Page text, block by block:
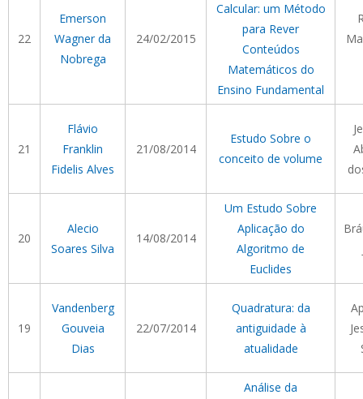
22
Emerson
Wagner da
Nobrega
24/02/2015
Calcular: um Método
para Rever
Conteúdos
Matemáticos do
Ensino Fundamental
21
Flávio
Franklin
Fidelis Alves
21/08/2014
Estudo Sobre o
conceito de volume
20
Alecio
Soares Silva
14/08/2014
Um Estudo Sobre
Aplicação do
Algoritmo de
Euclides
19
Vandenberg
Gouveia
Dias
22/07/2014
Quadratura: da
antiguidade à
atualidade
Análise da